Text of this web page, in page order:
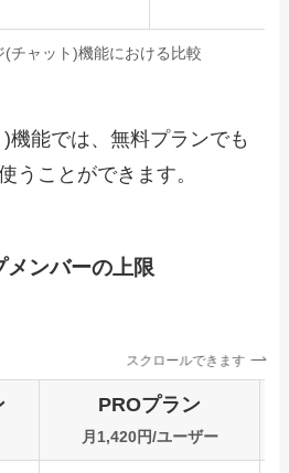
(チャット)機能における比較
機能では、無料プランでも
うことができます。
メンバーの上限
スクロールできます
PROプラン
月1,420円/ユーザー